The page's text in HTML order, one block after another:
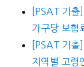
[PSAT 기
가구당 보험
[PSAT 기
지역별 고령